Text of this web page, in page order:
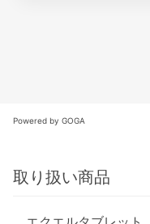
Powered by GOGA
取り扱い商品